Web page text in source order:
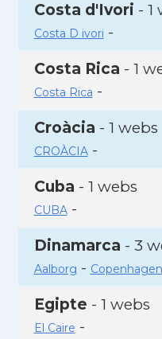
Costa d'Ivori - 1
Costa D ivori -
Costa Rica - 1
Costa Rica -
Croàcia - 1 webs
CROÀCIA-
Cuba - 1 webs
CUBA-
Dinamarca - 3
Aalborg - Copenhagen
Egipte - 1 webs
El Caire -